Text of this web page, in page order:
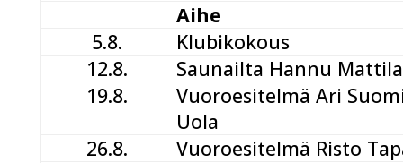
Aihe
5.8.
Klubikokous
12.8.
Saunailta Hannu Mattila
19.8.
Vuoroesitelmä Ari
Uola
26.8.
Vuoroesitelmä Risto